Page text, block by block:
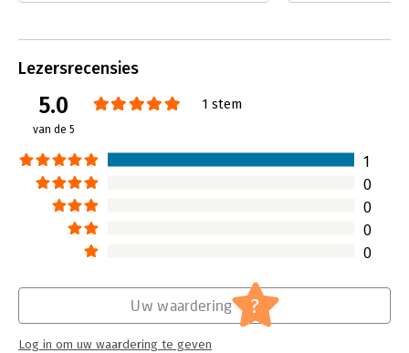
Lezersrecensies
5.0
van de 5
1 stem
1
0
0
0
0
Uw waardering ?
Log in om uw waardering te geven